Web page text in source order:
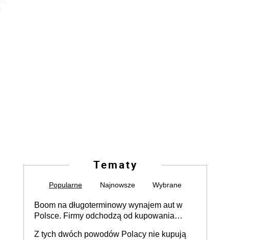
Tematy
Popularne Najnowsze Wybrane
Boom na długoterminowy wynajem aut w
Polsce. Firmy odchodzą od kupowania
Z tych dwóch powodów Polacy nie kupują